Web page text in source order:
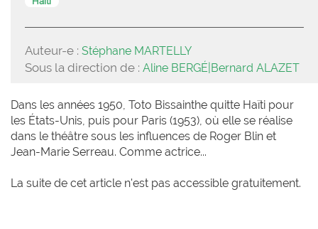
Auteur-e : Stéphane MARTELLY
Sous la direction de : Aline BERGÉ|Bernard ALAZET
Dans les années 1950, Toto Bissainthe quitte Haïti pour
les États-Unis, puis pour Paris (1953), où elle se réalise
dans le théâtre sous les influences de Roger Blin et
Jean-Marie Serreau. Comme actrice...
La suite de cet article n'est pas accessible gratuitement.